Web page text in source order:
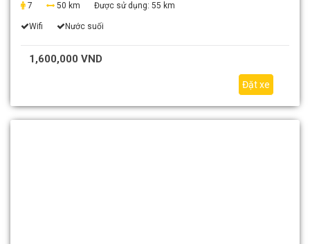
7
50 km Được sử dụng: 55 km
Wifi Nước suối
1,600,000 VND
Đặt xe